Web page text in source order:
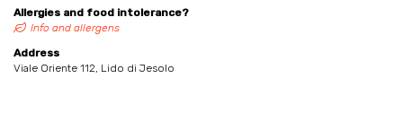
Allergies and food intolerance?
Info and allergens
Address
Viale Oriente 112, Lido di Jesolo